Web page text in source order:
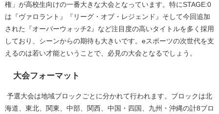
権」が高校生向けの一番大きな大会となっています。特にSTAGE:0
は『ヴァロラント』『リーグ・オブ・レジェンド』そして今回追加
された『オーバーウォッチ2』など注目度の高いタイトルを多く採用
しており、シーンからの期待も大きいです。eスポーツの次世代を支
えるのは若い才能ということで、必見の大会となるでしょう。
大会フォーマット
予選大会は地域ブロックごとに分かれて行われます。ブロックは北
海道、東北、関東、中部、関西、中国・四国、九州・沖縄の計8ブロ